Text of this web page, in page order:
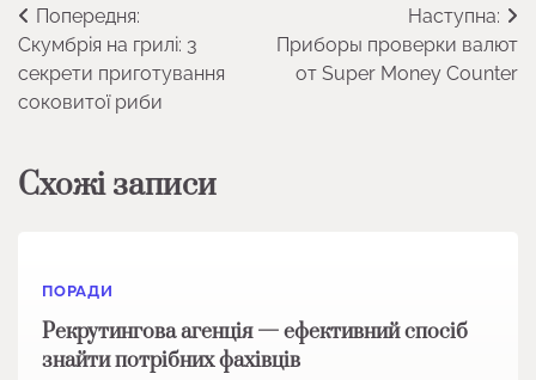
Навігація
записів
Попередня:
Скумбрія на грилі: 3
секрети приготування
соковитої риби
Наступна:
Приборы проверки валют
от Super Money Counter
Схожі записи
ПОРАДИ
Рекрутингова агенція — ефективний спосіб
знайти потрібних фахівців